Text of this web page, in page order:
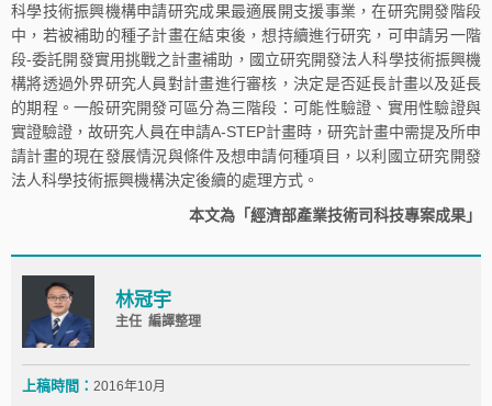
科學技術振興機構申請研究成果最適展開支援事業，在研究開發階段
中，若被補助的種子計畫在結束後，想持續進行研究，可申請另一階
段-委託開發實用挑戰之計畫補助，國立研究開發法人科學技術振興機
構將透過外界研究人員對計畫進行審核，決定是否延長計畫以及延長
的期程。一般研究開發可區分為三階段：可能性驗證、實用性驗證與
實證驗證，故研究人員在申請A-STEP計畫時，研究計畫中需提及所申
請計畫的現在發展情況與條件及想申請何種項目，以利國立研究開發
法人科學技術振興機構決定後續的處理方式。
本文為「經濟部產業技術司科技專案成果」
林冠宇
主任 編譯整理
上稿時間： 2016年10月